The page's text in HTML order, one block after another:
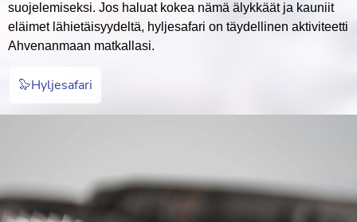
suojelemiseksi. Jos haluat kokea nämä älykkäät ja kauniit
eläimet lähietäisyydeltä, hyljesafari on täydellinen aktiviteetti
Ahvenanmaan matkallasi.
🦭Hyljesafari